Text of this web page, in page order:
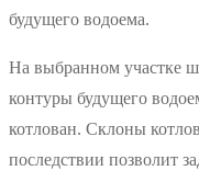
будущего водоема.
На выбранном участке
контуры будущего
котлован. Склоны
последствии позволит